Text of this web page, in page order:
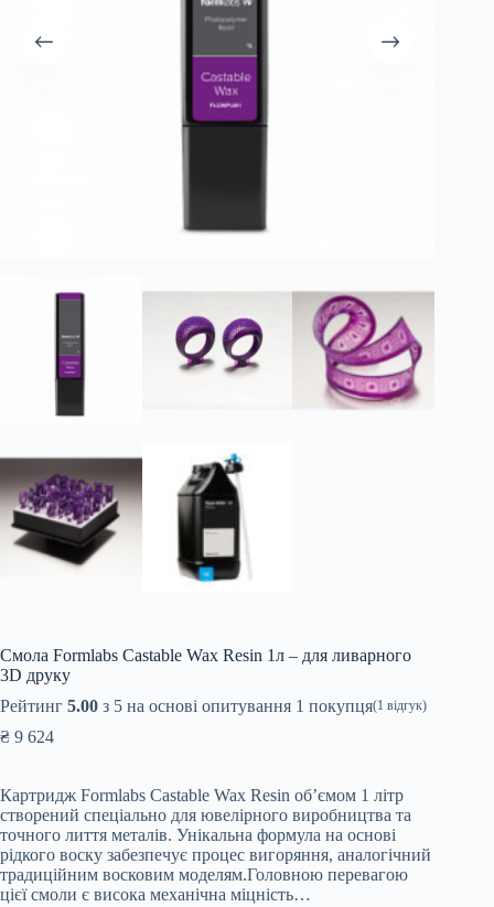
Смола Formlabs Castable Wax Resin 1л – для ливарного
3D друку
Рейтинг 5.00 з 5 на основі опитування 1 покупця(1 відгук)
₴ 9 624
Картридж Formlabs Castable Wax Resin об’ємом 1 літр
створений спеціально для ювелірного виробництва та
точного лиття металів. Унікальна формула на основі
рідкого воску забезпечує процес вигоряння, аналогічний
традиційним восковим моделям.Головною перевагою
цієї смоли є висока механічна міцність…